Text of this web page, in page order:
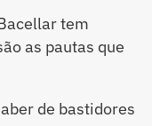
tem
as pautas que
de bastidores